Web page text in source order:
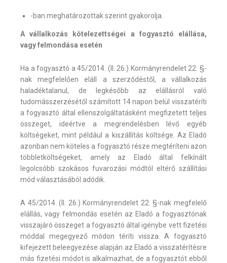
-ban meghatározottak szerint gyakorolja.
A vállalkozás kötelezettségei a fogyasztó elállása,
vagy felmondása esetén
Ha a fogyasztó a 45/2014. (II. 26.) Kormányrendelet 22. §-
nak megfelelően eláll a szerződéstől, a vállalkozás
haladéktalanul, de legkésőbb az elállásról való
tudomásszerzésétől számított 14 napon belül visszatéríti
a fogyasztó által ellenszolgáltatásként megfizetett teljes
összeget, ideértve a megrendelésben lévő egyéb
költségeket, mint például a kiszállítás költsége. Az Eladó
azonban nem köteles a fogyasztó része megtéríteni azon
többletköltségeket, amely az Eladó által felkínált
legolcsóbb szokásos fuvarozási módtól eltérő szállítási
mód választásából adódik.
A 45/2014. (II. 26.) Kormányrendelet 22. §-nak megfelelő
elállás, vagy felmondás esetén az Eladó a fogyasztónak
visszajáró összeget a fogyasztó által igénybe vett fizetési
móddal megegyező módon téríti vissza. A fogyasztó
kifejezett beleegyezése alapján az Eladó a visszatérítésre
más fizetési módot is alkalmazhat, de a fogyasztót ebből